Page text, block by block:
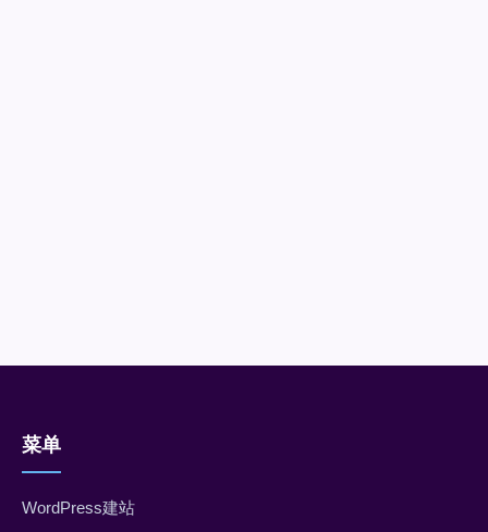
菜单
WordPress建站